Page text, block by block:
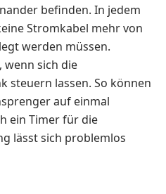
befinden. In jedem
Stromkabel mehr von
werden müssen.
wenn sich die
steuern lassen. So können
auf einmal
ein Timer für die
lässt sich problemlos